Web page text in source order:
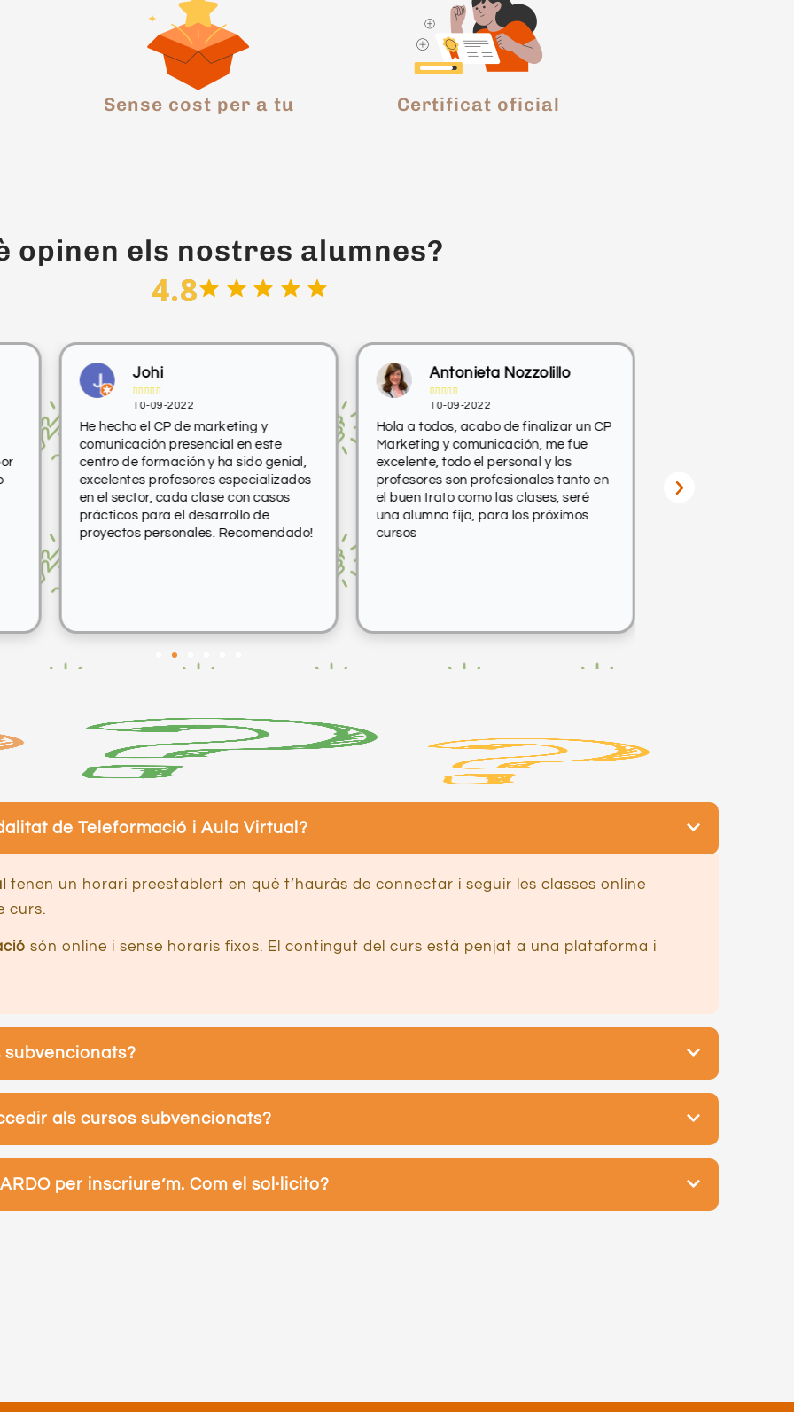
(matter, spot, chip).
– subway).
vocàlics i consonàntics.
que generen més dificultats
segons el seu significat
síl·labes tòniques en formes simples i en compostos
Sense cost per a tu Certificat oficial
opinen els nostres alumnes?
4.8
Johi
  
10-09-2022
He hecho el CP de marketing y
comunicación presencial en este
centro de formación y ha sido genial,
excelentes profesores especializados
en el sector, cada clase con casos
prácticos para el desarrollo de
proyectos personales. Recomendado!
Antonieta Nozzolillo
  
10-09-2022
Hola a todos, acabo de finalizar un CP
Marketing y comunicación, me fue
excelente, todo el personal y los
profesores son profesionales tanto en
el buen trato como las clases, seré
una alumna fija, para los próximos
cursos
recomendable
avanzado.
de Teleformació i Aula Virtual?
tenen un horari preestablert en què t’hauràs de connectar i seguir les classes online
curs.
són online i sense horaris fixos. El contingut del curs està penjat a una plataforma i
als cursos subvencionats?
per inscriure’m. Com el sol·licito?